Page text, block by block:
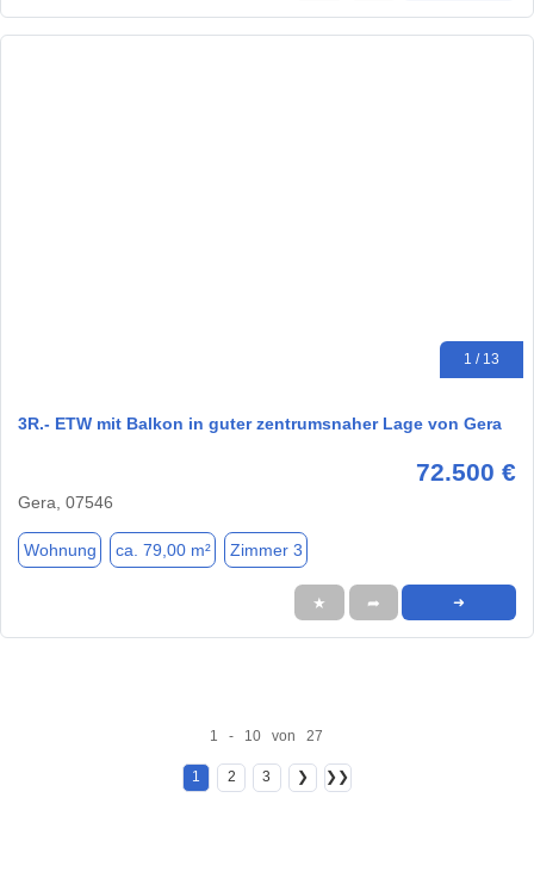
1 / 13
3R.- ETW mit Balkon in guter zentrumsnaher Lage von Gera
72.500 €
Gera, 07546
Wohnung ca. 79,00 m² Zimmer 3
★ ➦ ➜
1 - 10 von 27
1 2 3 ❯ ❯❯